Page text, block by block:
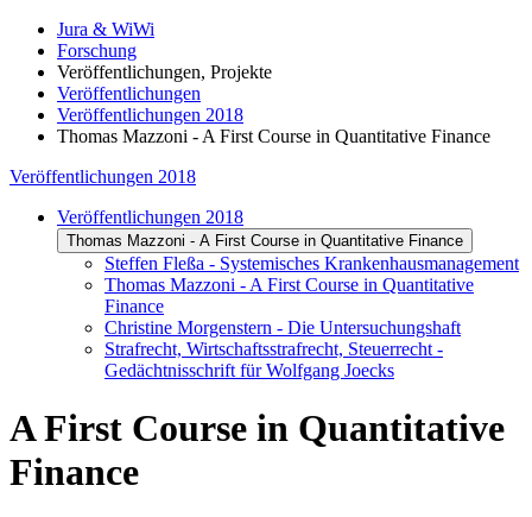
Jura & WiWi
Forschung
Veröffentlichungen, Projekte
Veröffentlichungen
Veröffentlichungen 2018
Thomas Mazzoni - A First Course in Quantitative Finance
Veröffentlichungen 2018
Veröffentlichungen 2018
Thomas Mazzoni - A First Course in Quantitative Finance
Steffen Fleßa - Systemisches Krankenhausmanagement
Thomas Mazzoni - A First Course in Quantitative
Finance
Christine Morgenstern - Die Untersuchungshaft
Strafrecht, Wirtschaftsstrafrecht, Steuerrecht -
Gedächtnisschrift für Wolfgang Joecks
A First Course in Quantitative
Finance